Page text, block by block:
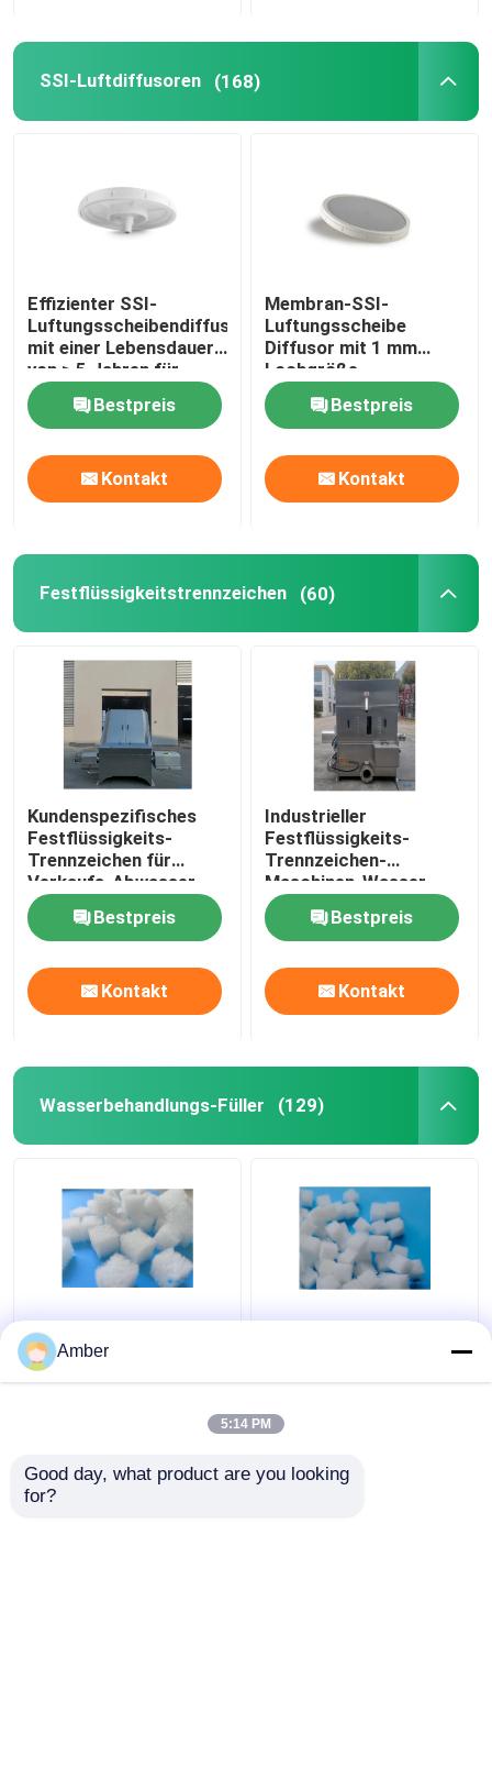
SSI-Luftdiffusoren (168)
Effizienter SSI-
Luftungsscheibendiffusor
mit einer Lebensdauer
von ≥ 5 Jahren für
industrielle
Anwendungen
Bestpreis
Kontakt
Membran-SSI-
Luftungsscheibe
Diffusor mit 1 mm
Lochgröße
Bestpreis
Kontakt
Festflüssigkeitstrennzeichen (60)
Kundenspezifisches
Festflüssigkeits-
Trennzeichen für
Verkaufs-Abwasser-
Schlachthaus
Bestpreis
Kontakt
Industrieller
Festflüssigkeits-
Trennzeichen-
Maschinen-Wasser-
Ausschnitt-Keil
Bestpreis
Kontakt
Wasserbehandlungs-Füller (129)
Bioreaktor-Polymer-
zusammengesetztes
Gel Biocarriers in den
PCG-Polymer-
Amber
5:14 PM
Good day, what product are you looking
for?